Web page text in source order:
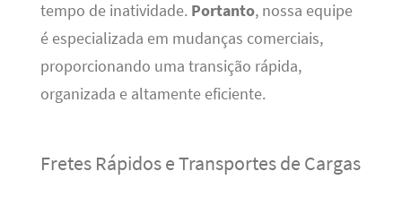
tempo de inatividade. Portanto, nossa equipe
é especializada em mudanças comerciais,
proporcionando uma transição rápida,
organizada e altamente eficiente.
Fretes Rápidos e Transportes de Cargas